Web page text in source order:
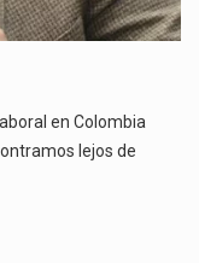
en Colombia
lejos de